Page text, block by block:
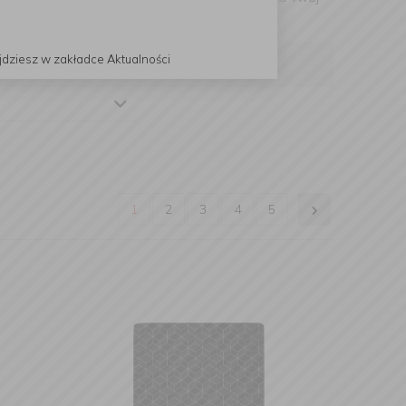
1 2 3 4 5
w zakładce Aktualności